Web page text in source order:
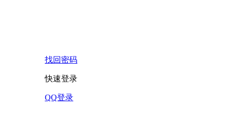
找回密码
快速登录
QQ登录